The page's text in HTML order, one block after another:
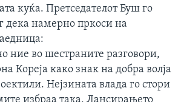
куќа. Претседатeлот Буш го
дека намерно пркоси на
ние во шестраните разговори,
Кореја како знак на добра волја
Нејзината влада го стори